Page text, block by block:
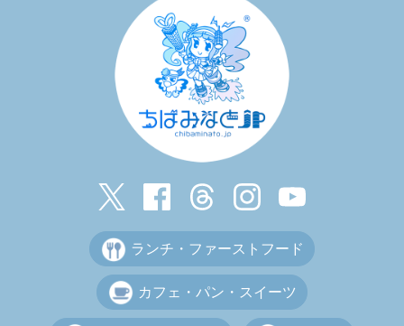
ランチ・ファーストフード
カフェ・パン・スイーツ